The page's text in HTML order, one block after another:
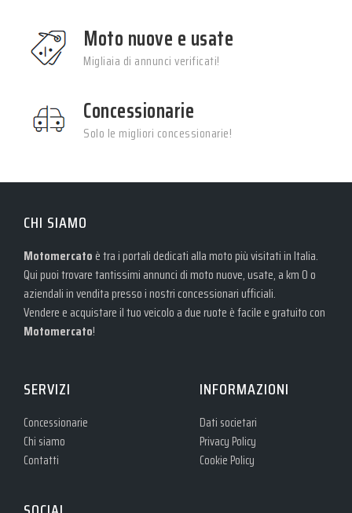
Moto nuove e usate
Migliaia di annunci verificati!
Concessionarie
Solo le migliori concessionarie!
CHI SIAMO
Motomercato è tra i portali dedicati alla moto più visitati in Italia.
Qui puoi trovare tantissimi annunci di moto nuove, usate, a km 0 o
aziendali in vendita presso i nostri concessionari ufficiali.
Vendere e acquistare il tuo veicolo a due ruote è facile e gratuito con
Motomercato!
SERVIZI
Concessionarie
Chi siamo
Contatti
INFORMAZIONI
Dati societari
Privacy Policy
Cookie Policy